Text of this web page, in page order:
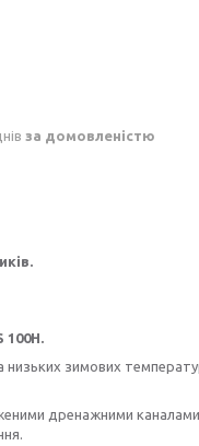
за домовленістю
100H.
низьких зимових
дренажними